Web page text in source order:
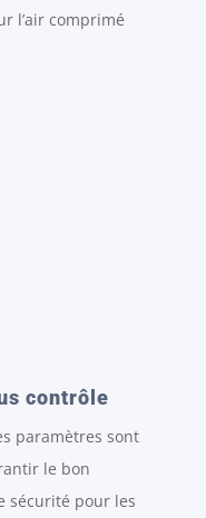
l’air comprimé
contrôle
paramètres sont
le bon
sécurité pour les